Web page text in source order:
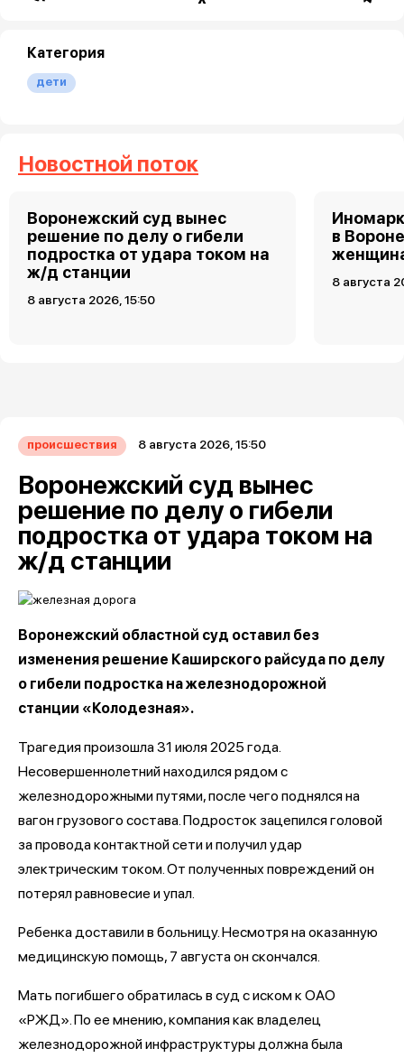
Категория
дети
Новостной поток
Воронежский суд вынес
решение по делу о гибели
подростка от удара током на
ж/д станции
8 августа 2026, 15:50
в
8 августа
происшествия 8 августа 2026, 15:50
Воронежский суд вынес
решение по делу о гибели
подростка от удара током на
ж/д станции
Воронежский областной суд оставил без
изменения решение Каширского райсуда по делу
о гибели подростка на железнодорожной
станции «Колодезная».
Трагедия произошла 31 июля 2025 года.
Несовершеннолетний находился рядом с
железнодорожными путями, после чего поднялся на
вагон грузового состава. Подросток зацепился головой
за провода контактной сети и получил удар
электрическим током. От полученных повреждений он
потерял равновесие и упал.
Ребенка доставили в больницу. Несмотря на оказанную
медицинскую помощь, 7 августа он скончался.
Мать погибшего обратилась в суд с иском к ОАО
«РЖД». По ее мнению, компания как владелец
железнодорожной инфраструктуры должна была